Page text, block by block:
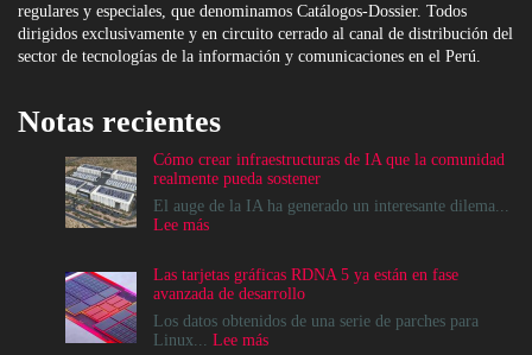
regulares y especiales, que denominamos Catálogos-Dossier. Todos
dirigidos exclusivamente y en circuito cerrado al canal de distribución del
sector de tecnologías de la información y comunicaciones en el Perú.
Notas recientes
Cómo crear infraestructuras de IA que la comunidad
realmente pueda sostener
El auge de la IA ha generado un interesante dilema...
Lee más:
infraestructuras
de
IA
que
Las tarjetas gráficas RDNA 5 ya están en fase
avanzada de desarrollo
Los datos obtenidos de una serie de parches para
Linux... Lee más: